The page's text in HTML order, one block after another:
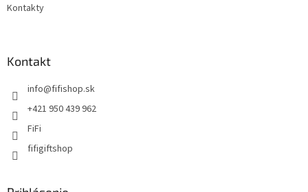
Kontakty
Kontakt
info@fifishop.sk
+421 950 439 962
FiFi
fifigiftshop